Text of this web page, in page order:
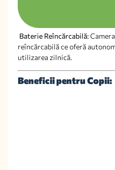
Baterie Reîncărcabilă:
reîncărcabilă ce oferă
utilizarea zilnică.
Beneficii pentru Copii: